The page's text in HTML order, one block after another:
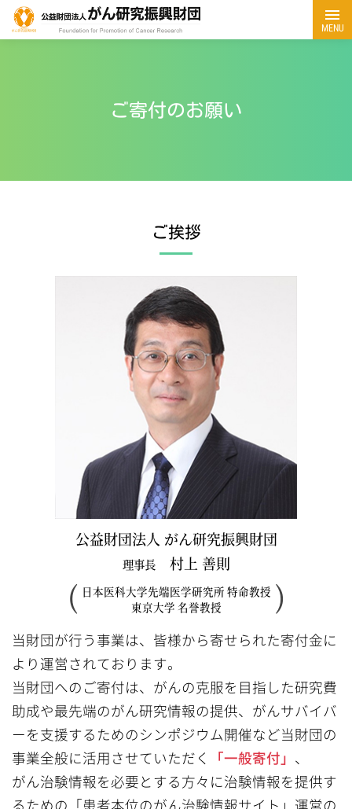
MENU
ご寄付のお願い
ご挨拶
公益財団法人 がん研究振興財団
理事長村上 善則
( 日本医科大学先端医学研究所 特命教授
東京大学 名誉教授
)
当財団が行う事業は、皆様から寄せられた寄付金に
より運営されております。
当財団へのご寄付は、がんの克服を目指した研究費
助成や最先端のがん研究情報の提供、がんサバイバ
ーを支援するためのシンポジウム開催など当財団の
事業全般に活用させていただく
「一般寄付」 、
がん治験情報を必要とする方々に治験情報を提供す
るための「患者本位のがん治験情報サイト」運営の